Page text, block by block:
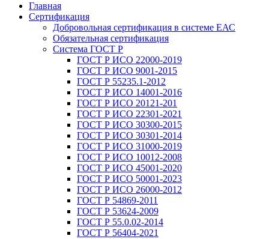
Главная
Сертификация
Добровольная сертификация в системе ЕАС
Обязательная сертификация
Система ГОСТ Р
ГОСТ Р ИСО 22000-2019
ГОСТ Р ИСО 9001-2015
ГОСТ Р 55235.1-2012
ГОСТ Р ИСО 14001-2016
ГОСТ Р ИСО 20121-201
ГОСТ Р ИСО 22301-2021
ГОСТ Р ИСО 30300-2015
ГОСТ Р ИСО 30301-2014
ГОСТ Р ИСО 31000-2019
ГОСТ Р ИСО 10012-2008
ГОСТ Р ИСО 45001-2020
ГОСТ Р ИСО 50001-2023
ГОСТ Р ИСО 26000-2012
ГОСТ Р 54869-2011
ГОСТ Р 53624-2009
ГОСТ Р 55.0.02-2014
ГОСТ Р 56404-2021